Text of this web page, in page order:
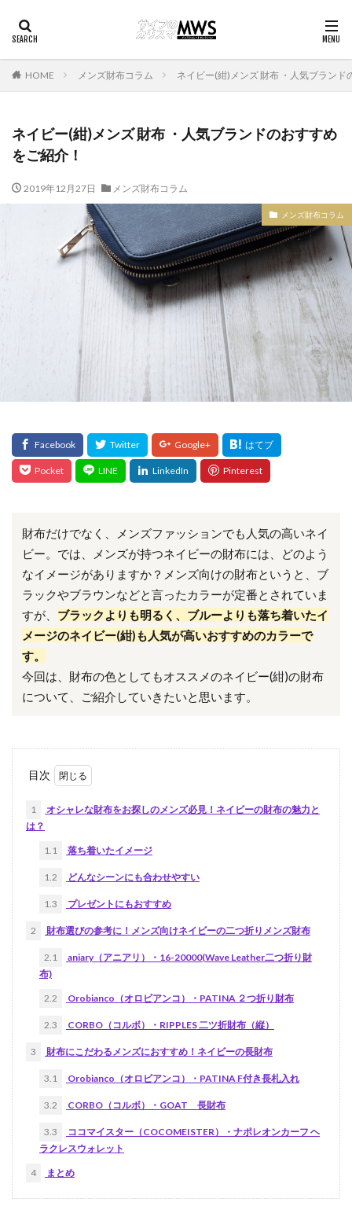
HOME メンズ財布コラム ネイビー(紺)メンズ 財布 ・人気ブランド
ネイビー(紺)メンズ 財布 ・人気ブランドのおすすめ
をご紹介！
2019年12月27日 メンズ財布コラム
メンズ財布コラム
財布だけでなく、メンズファッションでも人気の高いネイ
ビー。では、メンズが持つネイビーの財布には、どのよう
なイメージがありますか？メンズ向けの財布というと、ブ
ラックやブラウンなどと言ったカラーが定番とされていま
すが、 ブラックよりも明るく、ブルーよりも落ち着いたイ
メージのネイビー(紺)も人気が高いおすすめのカラーで
す。
今回は、財布の色としてもオススメのネイビー(紺)の財布
について、ご紹介していきたいと思います。
目次
1
オシャレな財布をお探しのメンズ必見！ネイビーの財布の魅力と
は？
1.1 落ち着いたイメージ
1.2 どんなシーンにも合わせやすい
1.3 プレゼントにもおすすめ
2 財布選びの参考に！メンズ向けネイビーの二つ折りメンズ財布
2.1
aniary（アニアリ）・16-20000(Wave Leather二つ折り財
布)
2.2 Orobianco（オロビアンコ）・PATINA ２つ折り財布
2.3 CORBO（コルボ）・RIPPLES 二ツ折財布（縦）
3 財布にこだわるメンズにおすすめ！ネイビーの長財布
3.1 Orobianco（オロビアンコ）・PATINA F付き長札入れ
3.2 CORBO（コルボ）・GOAT 長財布
3.3
ココマイスター（COCOMEISTER）・ナポレオンカーフ ヘ
ラクレスウォレット
4 まとめ